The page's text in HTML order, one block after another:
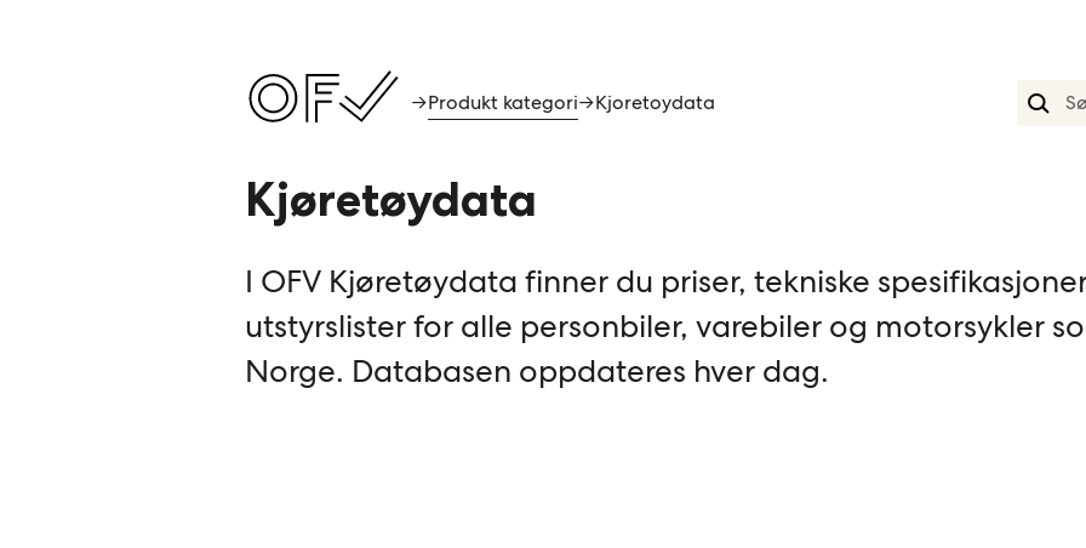
→Produkt kategori→Kjoretoydata
Kjøretøydata
I OFV Kjøretøydata finner du priser, tekniske
utstyrslister for alle personbiler, varebiler og motorsykler
Norge. Databasen oppdateres hver dag.